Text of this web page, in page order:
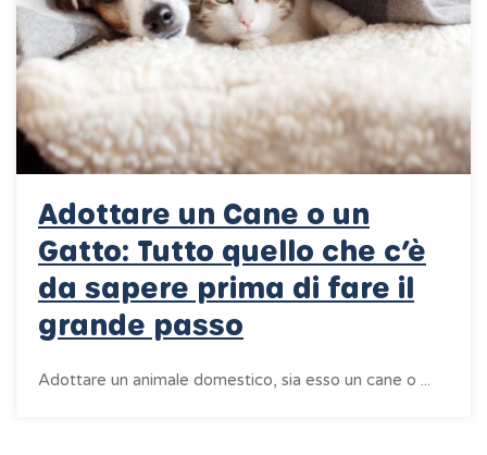
Adottare un Cane o un
Gatto: Tutto quello che c’è
da sapere prima di fare il
grande passo
Adottare un animale domestico, sia esso un cane o ...